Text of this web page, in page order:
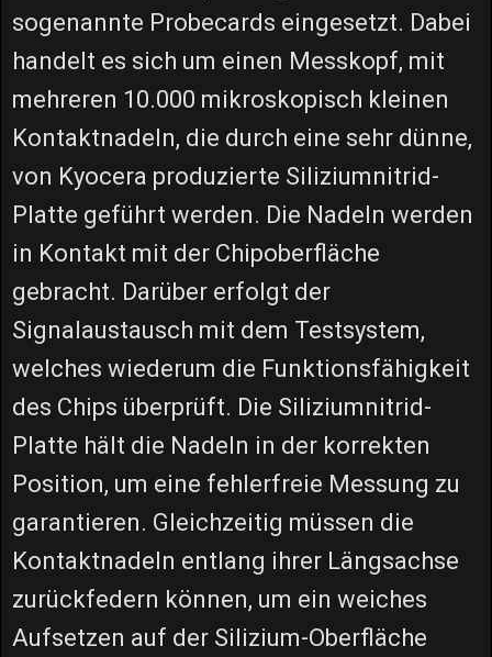
sogenannte Probecards eingesetzt. Dabei
handelt es sich um einen Messkopf, mit
mehreren 10.000 mikroskopisch kleinen
Kontaktnadeln, die durch eine sehr dünne,
von Kyocera produzierte Siliziumnitrid-
Platte geführt werden. Die Nadeln werden
in Kontakt mit der Chipoberfläche
gebracht. Darüber erfolgt der
Signalaustausch mit dem Testsystem,
welches wiederum die Funktionsfähigkeit
des Chips überprüft. Die Siliziumnitrid-
Platte hält die Nadeln in der korrekten
Position, um eine fehlerfreie Messung zu
garantieren. Gleichzeitig müssen die
Kontaktnadeln entlang ihrer Längsachse
zurückfedern können, um ein weiches
Aufsetzen auf der Silizium-Oberfläche